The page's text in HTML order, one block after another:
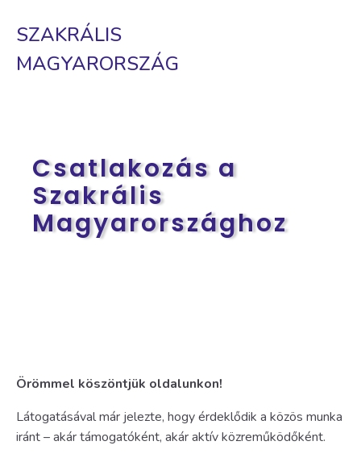
SZAKRÁLIS
MAGYARORSZÁG
Csatlakozás a
Szakrális
Magyarországhoz
Örömmel köszöntjük oldalunkon!
Látogatásával már jelezte, hogy érdeklődik a közös munka
iránt – akár támogatóként, akár aktív közreműködőként.